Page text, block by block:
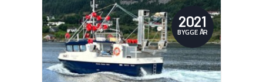
2021
BYGGE ÅR